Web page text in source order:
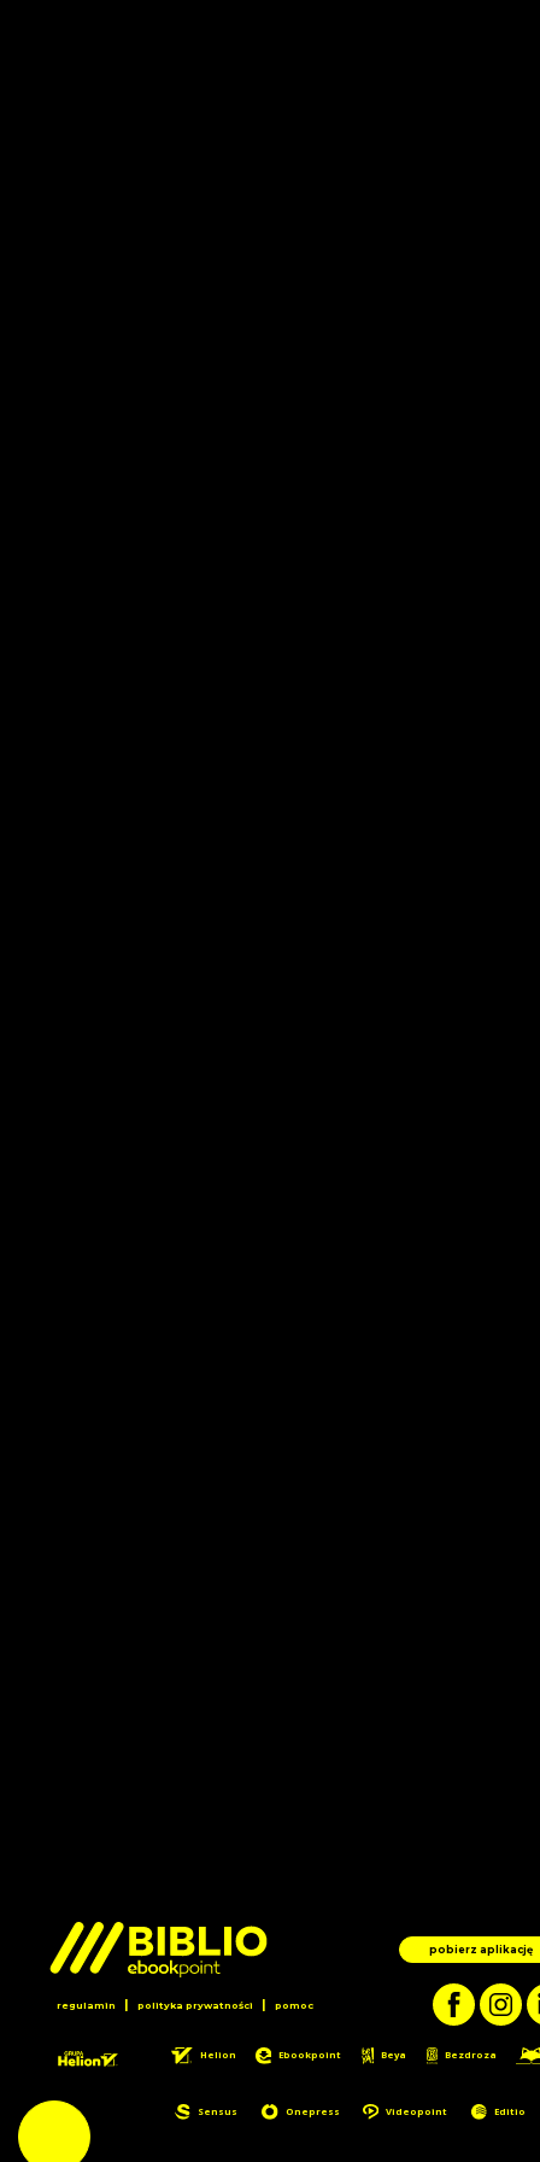
pobierz aplikację
regulamin | polityka prywatności | pomoc
Helion Ebookpoint Beya Bezdroza
Sensus Onepress Videopoint Editio